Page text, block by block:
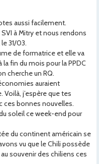
aussi facilement.
SVI à Mitry et nous rendons
31/03.
de formatrice et elle va
fin du mois pour la PPDC
cherche un RQ.
auraient
j’espère que tes
ces bonnes nouvelles.
soleil ce week-end pour
du continent américain se
vu que le Chili possède
souvenir des chiliens ces